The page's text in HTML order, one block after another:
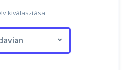
kiválasztása